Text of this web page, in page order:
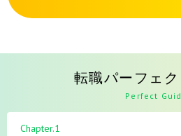
転職パーフェ
Perfect
Chapter.1